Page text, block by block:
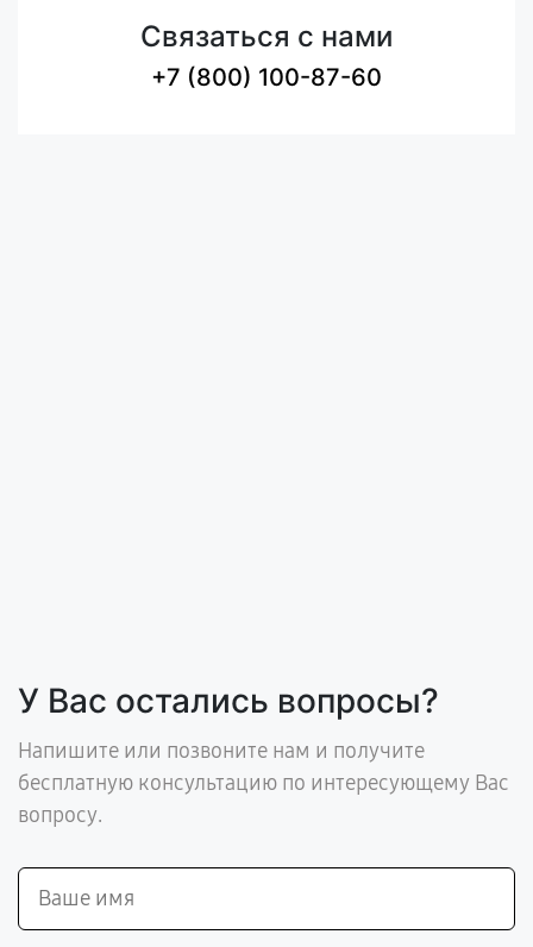
Связаться с нами
+7 (800) 100-87-60
У Вас остались вопросы?
Напишите или позвоните нам и получите
бесплатную консультацию по интересующему Вас
вопросу.